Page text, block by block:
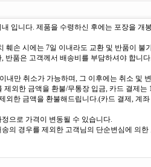
입니다. 제품을 수령하신 후에는 포장을 개
훼손 시에는 7일 이내라도 교환 및 반품이 불
반품은 고객께서 배송비를 부담하셔야 합니
내만 취소가 가능하며, 그 이후에는 취소 및
외한 금액을 환불/무통장 입금, 카드 결제는
외한 금액을 환불해드립니다.(카드 결제, 계
으로 가격이 변동될 수 있습니다.
의 경우를 제외한 고객님의 단순변심에 의